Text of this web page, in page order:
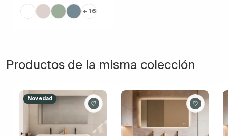
+ 16
Productos de la misma colección
Novedad